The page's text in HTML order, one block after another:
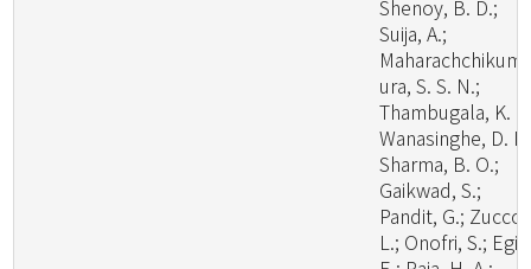
Shenoy, B. D.;
Suija, A.;
ura, S. S. N.;
Thambugala, K.
Wanasinghe, D.
Sharma, B. O.;
Gaikwad, S.;
Pandit, G.;
L.; Onofri, S.;